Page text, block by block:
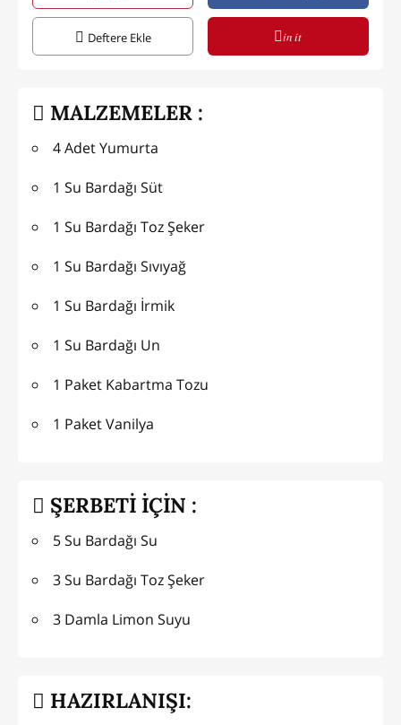
Deftere Ekle in it
MALZEMELER :
4 Adet Yumurta
1 Su Bardağı Süt
1 Su Bardağı Toz Şeker
1 Su Bardağı Sıvıyağ
1 Su Bardağı İrmik
1 Su Bardağı Un
1 Paket Kabartma Tozu
1 Paket Vanilya
ŞERBETİ İÇİN :
5 Su Bardağı Su
3 Su Bardağı Toz Şeker
3 Damla Limon Suyu
HAZIRLANIŞI: